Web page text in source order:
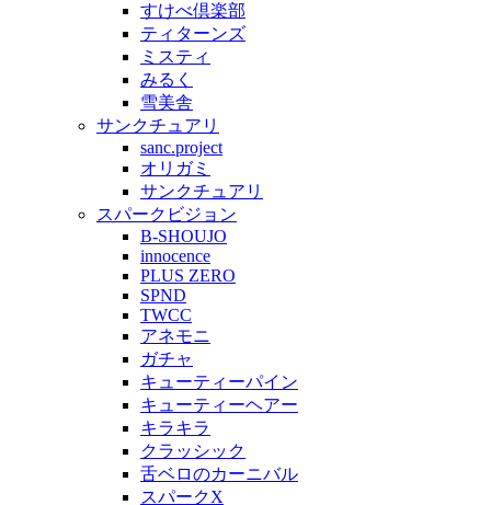
すけべ倶楽部
ティターンズ
ミスティ
みるく
雪美舎
サンクチュアリ
sanc.project
オリガミ
サンクチュアリ
スパークビジョン
B-SHOUJO
innocence
PLUS ZERO
SPND
TWCC
アネモニ
ガチャ
キューティーパイン
キューティーヘアー
キラキラ
クラッシック
舌ベロのカーニバル
スパークX